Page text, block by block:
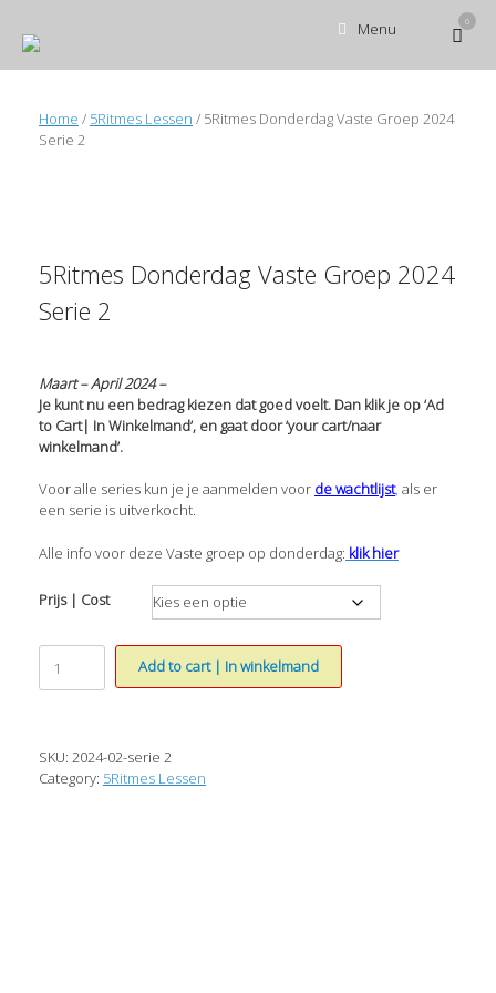
naar
inhoud
Menu Bekijk
0
Home / 5Ritmes Lessen / 5Ritmes Donderdag Vaste Groep 2024
Serie 2
5Ritmes Donderdag Vaste Groep 2024
Serie 2
Maart – April 2024 –
Je kunt nu een bedrag kiezen dat goed voelt. Dan klik je op ‘Ad
to Cart| In Winkelmand’, en gaat door ‘your cart/naar
winkelmand’.
Voor alle series kun je je aanmelden voor de wachtlijst, als er
een serie is uitverkocht.
Alle info voor deze Vaste groep op donderdag: klik hier
Prijs | Cost
5Ritmes
Donderdag
Vaste
Serie
2
Add to cart | In winkelmand
SKU: 2024-02-serie 2
Category: 5Ritmes Lessen